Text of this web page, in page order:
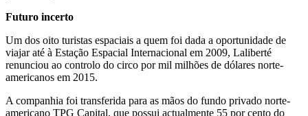
Futuro incerto
Um dos oito turistas espaciais a quem foi dada a oportunidade de
viajar até à Estação Espacial Internacional em 2009, Laliberté
renunciou ao controlo do circo por mil milhões de dólares norte-
americanos em 2015.
A companhia foi transferida para as mãos do fundo privado norte-
americano TPG Capital, que possui actualmente 55 por cento do